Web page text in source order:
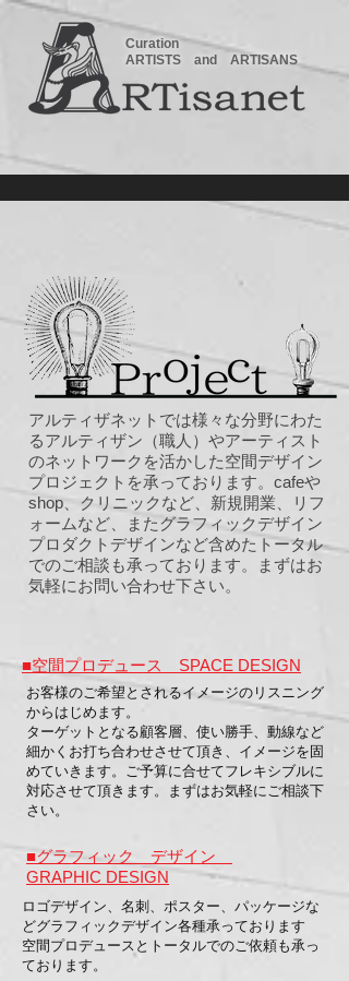
Curation
ARTISTS and ARTISANS
アルティザネットでは様々な分野にわた
るアルティザン（職人）やアーティスト
のネットワークを活かした空間デザイン
プロジェクトを承っております。cafeや
shop、クリニックなど、新規開業、リフ
ォームなど、またグラフィックデザイン​
プロダクトデザインなど含めたトータル
でのご相談も承っております。まずはお
気軽にお問い合わせ下さい。
■空間プロデュース SPACE DESIGN
■グラフィック デザイン
GRAPHIC DESIGN
お客様のご希望とされるイメージのリスニング
からはじめます。
ターゲットとなる顧客層、使い勝手、動線など
細かくお打ち合わせさせて頂き、 イメージを固
めていきます。ご予算に合せてフレキシブルに
対応させて頂きます。
まずはお気軽にご相談下
さい。
ロゴデザイン、名刺、ポスター、パッケージな
どグラフィックデザイン各種承っております
​空間プロデュースとトータルでのご依頼も承っ
ております。